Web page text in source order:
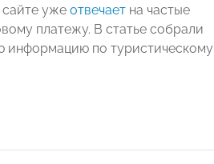
уже отвечает на частые
платежу. В статье собрали
информацию по туристическому